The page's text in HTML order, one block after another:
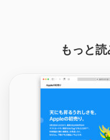
もっと